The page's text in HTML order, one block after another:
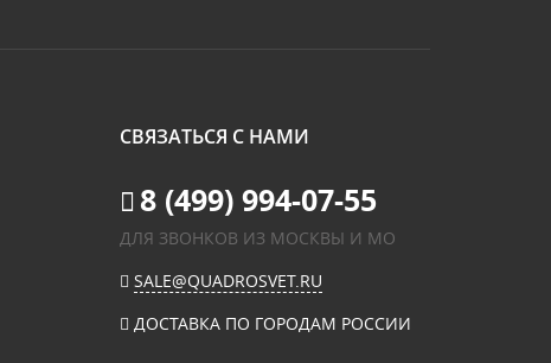
СВЯЗАТЬСЯ С НАМИ
8 (499) 994-07-55
ДЛЯ ЗВОНКОВ ИЗ МОСКВЫ И МО
SALE@QUADROSVET.RU
ДОСТАВКА ПО ГОРОДАМ РОССИИ